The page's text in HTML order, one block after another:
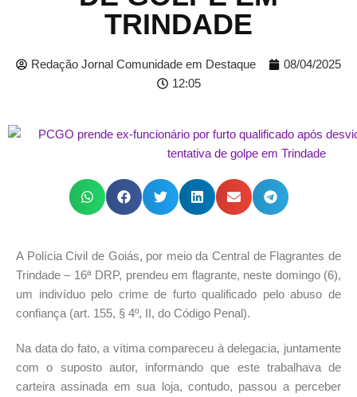
TRINDADE
Redação Jornal Comunidade em Destaque
08/04/2025
12:05
A Polícia Civil de Goiás, por meio da Central de Flagrantes de
Trindade – 16ª DRP, prendeu em flagrante, neste domingo (6),
um indivíduo pelo crime de furto qualificado pelo abuso de
confiança (art. 155, § 4º, II, do Código Penal).
Na data do fato, a vítima compareceu à delegacia, juntamente
com o suposto autor, informando que este trabalhava de
carteira assinada em sua loja, contudo, passou a perceber